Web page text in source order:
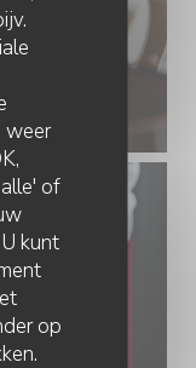
weer
of
kunt
op